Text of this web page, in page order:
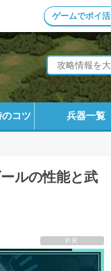
ゲームでポイ活
コツ 兵器一覧
ルの性能と武
PR